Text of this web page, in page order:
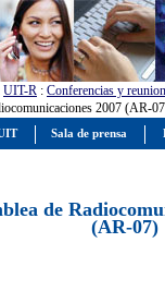
UIT-R : Conferencias y
2007 (AR-
de
(AR-07)
Sala de prensa